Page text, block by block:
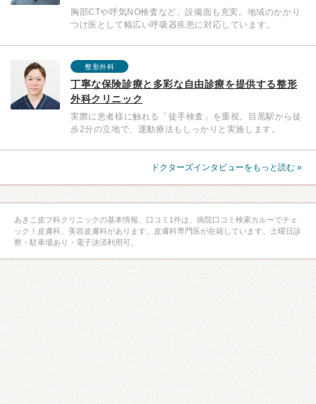
胸部CTや呼気NO検査など、設備面も充実。地域のかかり
つけ医として幅広い呼吸器疾患に対応しています。
整形外科
丁寧な保険診療と多彩な自由診療を提供する整形
外科クリニック
実際に患者様に触れる「徒手検査」を重視。目黒駅から徒
歩2分の立地で、運動療法もしっかりと実施します。
ドクターズインタビューをもっと読む »
あきこ皮フ科クリニックの基本情報、口コミ1件は、病院口コミ検索カルーでチェ
ック！皮膚科、美容皮膚科があります。皮膚科専門医が在籍しています。土曜日診
察・駐車場あり・電子決済利用可。